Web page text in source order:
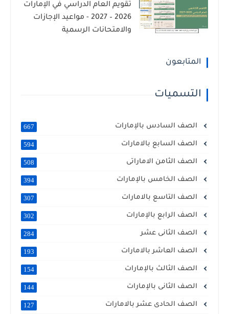
تقويم العام الدراسي في الإمارات
2026 – 2027 - مواعيد الإجازات
والامتحانات الرسمية
المتابعون
التسميات
الصف السادس بالإمارات 667
الصف السابع بالامارات 594
الصف الثامن الاماراتى 508
الصف الخامس بالإمارات 394
الصف التاسع بالامارات 307
الصف الرابع بالإمارات 302
الصف الثانى عشر 284
الصف العاشر بالامارات 193
الصف الثالث بالإمارات 154
الصف الثانى بالإمارات 144
الصف الحادى عشر بالامارات 127